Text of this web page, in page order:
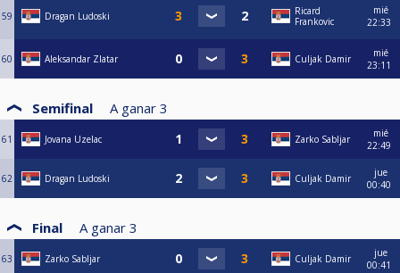
59 Dragan Ludoski
Ricard
Frankovic
mié
22:33
60 Aleksandar Zlatar Culjak Damir
mié
23:11
Semifinal A ganar 3
61 Jovana Uzelac Zarko Sabljar
mié
22:49
62 Dragan Ludoski Culjak Damir
jue
00:40
Final A ganar 3
63 Zarko Sabljar Culjak Damir
jue
00:41